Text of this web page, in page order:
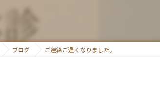
ブログ ご連絡ご遅くなりました。